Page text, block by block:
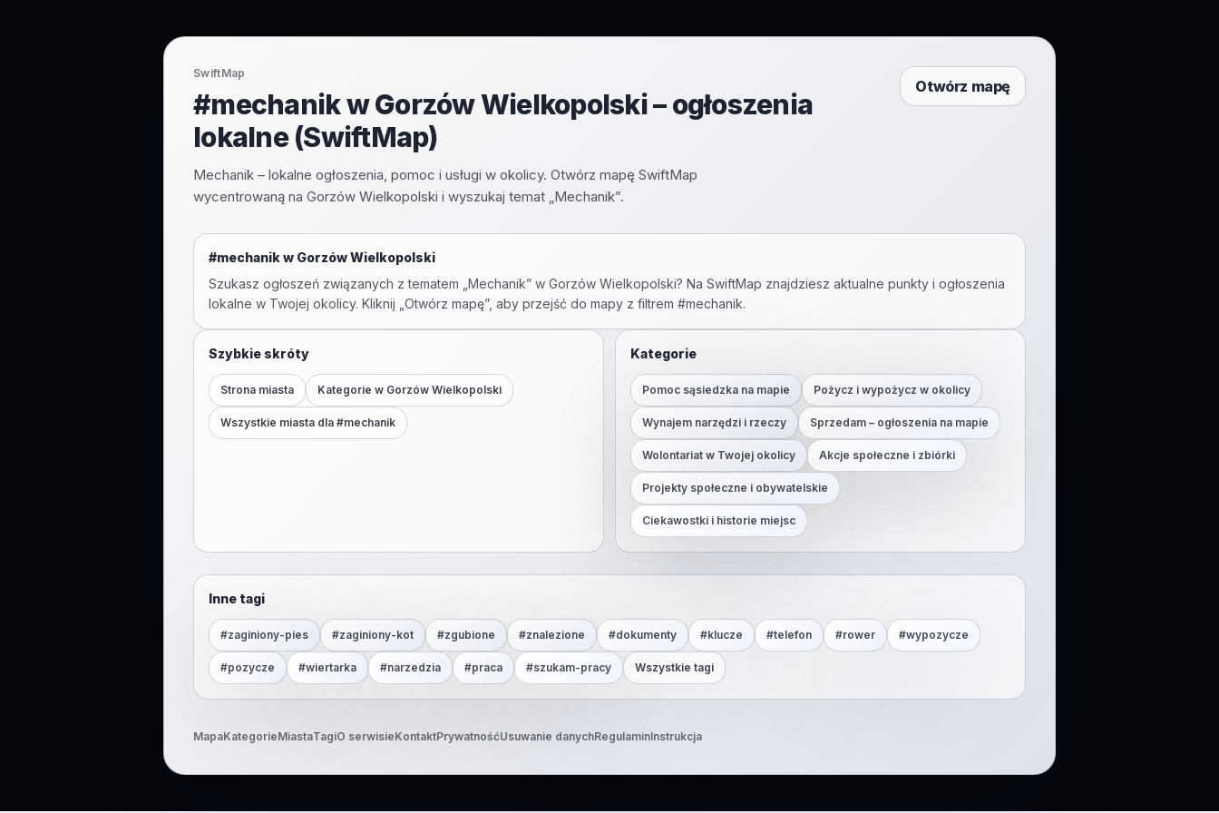
SwiftMap
#mechanik w Gorzów Wielkopolski – ogłoszenia
lokalne (SwiftMap)
Mechanik – lokalne ogłoszenia, pomoc i usługi w okolicy. Otwórz mapę SwiftMap
wycentrowaną na Gorzów Wielkopolski i wyszukaj temat „Mechanik”.
Otwórz mapę
#mechanikw Gorzów Wielkopolski
Szukasz ogłoszeń związanych z tematem „ Mechanik” w Gorzów Wielkopolski? Na SwiftMap znajdziesz aktualne punkty i ogłoszenia
lokalne w Twojej okolicy. Kliknij „Otwórz mapę”, aby przejść do mapy z filtrem #mechanik.
Szybkie skróty
Strona miasta Kategorie w Gorzów Wielkopolski
Wszystkie miasta dla #mechanik
Kategorie
Pomoc sąsiedzka na mapie Pożycz i wypożycz w okolicy
Wynajem narzędzi i rzeczy Sprzedam – ogłoszenia na mapie
Wolontariat w Twojej okolicy Akcje społeczne i zbiórki
Projekty społeczne i obywatelskie
Ciekawostki i historie miejsc
Inne tagi
#zaginiony-pies #zaginiony-kot #zgubione #znalezione #dokumenty #klucze #telefon #rower #wypozycze
#pozycze #wiertarka #narzedzia #praca #szukam-pracy Wszystkie tagi
MapaKategorieMiastaTagiO serwisieKontaktPrywatnośćUsuwanie danychRegulaminInstrukcja